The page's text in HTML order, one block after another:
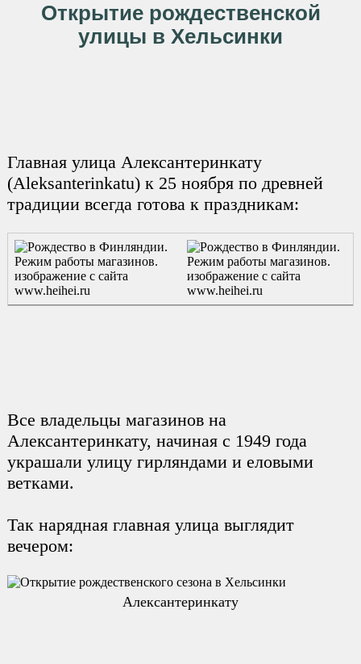
Открытие рождественской
улицы в Хельсинки
Главная улица Алексантеринкату
(Aleksanterinkatu) к 25 ноября по древней
традиции всегда готова к праздникам:
Все владельцы магазинов на
Алексантеринкату, начиная с 1949 года
украшали улицу гирляндами и еловыми
ветками.
Так нарядная главная улица выглядит
вечером:
Алексантеринкату